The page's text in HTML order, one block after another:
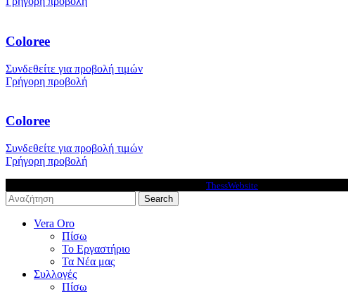
Coloree
Συνδεθείτε για προβολή τιμών
Γρήγορη προβολή
Coloree
Συνδεθείτε για προβολή τιμών
Γρήγορη προβολή
ThessWebsite
Search
Vera Oro
Πίσω
Το Εργαστήριο
Τα Νέα μας
Συλλογές
Πίσω